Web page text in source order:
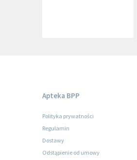
Apteka BPP
Polityka prywatności
Regulamin
Dostawy
Odstąpienie od umowy